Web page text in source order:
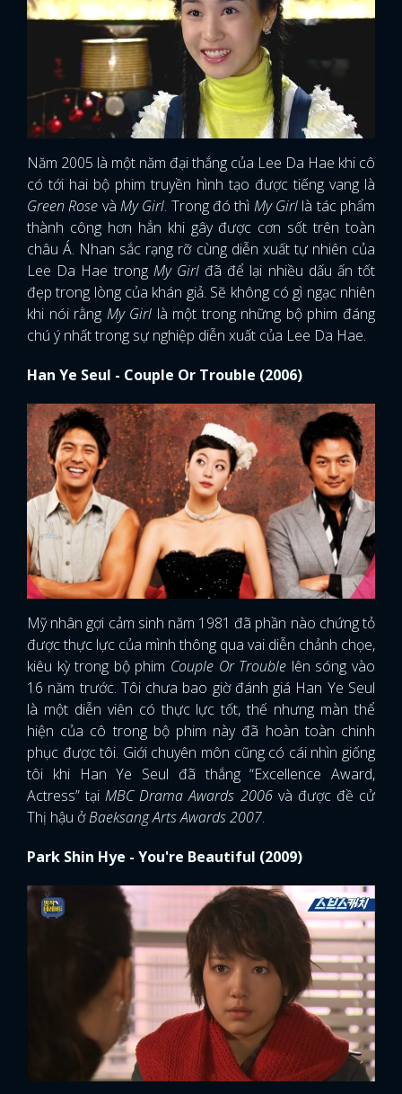
Năm 2005 là một năm đại thắng của Lee Da Hae khi cô
có tới hai bộ phim truyền hình tạo được tiếng vang là
Green Rose vàMy Girl. Trong đó thì My Girl là tác phẩm
thành công hơn hẳn khi gây được cơn sốt trên toàn
châu Á. Nhan sắc rạng rỡ cùng diễn xuất tự nhiên của
Lee Da Hae trong My Girlđã để lại nhiều dấu ấn tốt
đẹp trong lòng của khán giả. Sẽ không có gì ngạc nhiên
khi nói rằng My Girl là một trong những bộ phim đáng
chú ý nhất trong sự nghiệp diễn xuất của Lee Da Hae.
Han Ye Seul - Couple Or Trouble (2006)
Mỹ nhân gợi cảm sinh năm 1981 đã phần nào chứng tỏ
được thực lực của mình thông qua vai diễn chảnh chọe,
kiêu kỳ trong bộ phim Couple Or Trouble lên sóng vào
16 năm trước. Tôi chưa bao giờ đánh giá Han Ye Seul
là một diễn viên có thực lực tốt, thế nhưng màn thể
hiện của cô trong bộ phim này đã hoàn toàn chinh
phục được tôi. Giới chuyên môn cũng có cái nhìn giống
tôi khi Han Ye Seul đã thắng “Excellence Award,
Actress” tạiMBC Drama Awards 2006 và được đề cử
Thị hậu ởBaeksang Arts Awards 2007.
Park Shin Hye - You're Beautiful (2009)